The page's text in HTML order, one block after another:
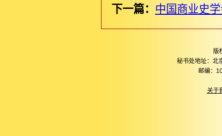
下一篇： 中国商业史
版
秘书处地址：北
邮编：
关于